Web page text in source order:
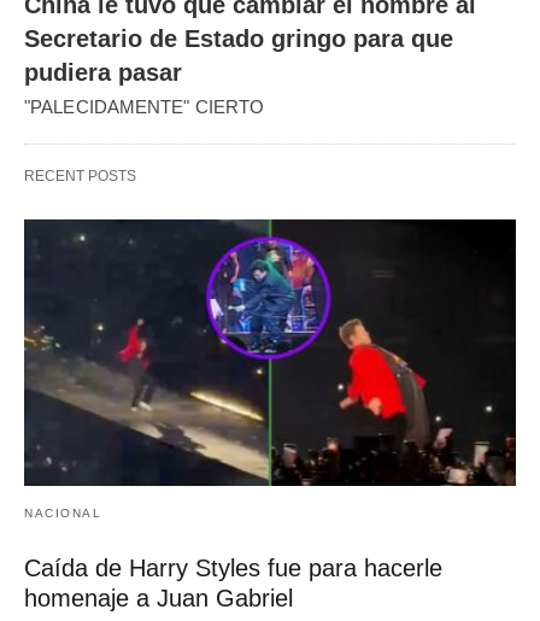
Secretario de Estado gringo para que
pudiera pasar
"PALECIDAMENTE" CIERTO
RECENT POSTS
NACIONAL
Caída de Harry Styles fue para hacerle
homenaje a Juan Gabriel